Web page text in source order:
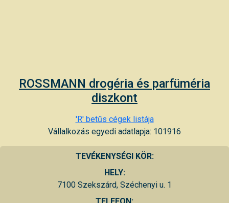
ROSSMANN drogéria és parfüméria
diszkont
'R' betűs cégek listája
Vállalkozás egyedi adatlapja: 101916
TEVÉKENYSÉGI KÖR:
HELY:
7100 Szekszárd, Széchenyi u. 1